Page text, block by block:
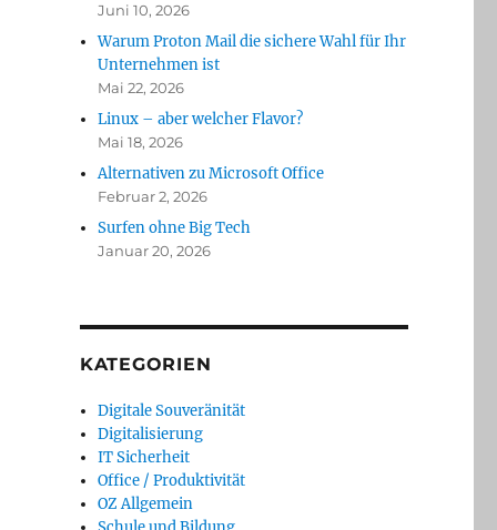
Juni 10, 2026
Warum Proton Mail die sichere Wahl für Ihr
Unternehmen ist
Mai 22, 2026
Linux – aber welcher Flavor?
Mai 18, 2026
Alternativen zu Microsoft Office
Februar 2, 2026
Surfen ohne Big Tech
Januar 20, 2026
KATEGORIEN
Digitale Souveränität
Digitalisierung
IT Sicherheit
Office / Produktivität
OZ Allgemein